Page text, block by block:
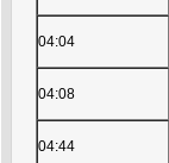
04:04
04:08
04:44